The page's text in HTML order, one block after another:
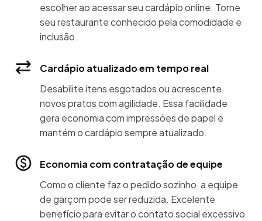
escolher ao acessar seu cardápio online. Torne
seu restaurante conhecido pela comodidade e
inclusão.
Cardápio atualizado em tempo real
Desabilite itens esgotados ou acrescente
novos pratos com agilidade. Essa facilidade
gera economia com impressões de papel e
mantém o cardápio sempre atualizado.
Economia com contratação de equipe
Como o cliente faz o pedido sozinho, a equipe
de garçom pode ser reduzida. Excelente
benefício para evitar o contato social excessivo